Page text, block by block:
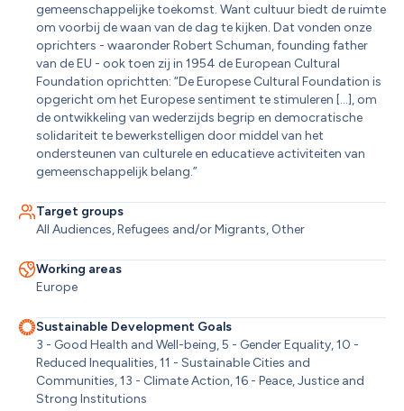
gemeenschappelijke toekomst. Want cultuur biedt de ruimte
om voorbij de waan van de dag te kijken. Dat vonden onze
oprichters - waaronder Robert Schuman, founding father
van de EU - ook toen zij in 1954 de European Cultural
Foundation oprichtten: “De Europese Cultural Foundation is
opgericht om het Europese sentiment te stimuleren […], om
de ontwikkeling van wederzijds begrip en democratische
solidariteit te bewerkstelligen door middel van het
ondersteunen van culturele en educatieve activiteiten van
gemeenschappelijk belang.”
Target groups
All Audiences, Refugees and/or Migrants, Other
Working areas
Europe
Sustainable Development Goals
3 - Good Health and Well-being, 5 - Gender Equality, 10 -
Reduced Inequalities, 11 - Sustainable Cities and
Communities, 13 - Climate Action, 16 - Peace, Justice and
Strong Institutions